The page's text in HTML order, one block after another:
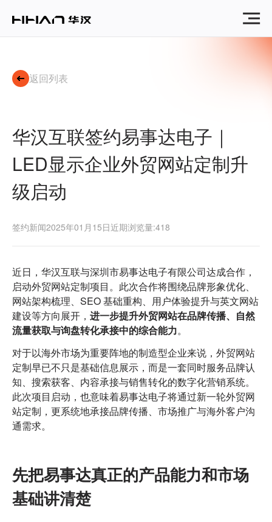
LED
返回列表
华汉互联签约易事达电子｜
LED显示企业外贸网站定制升
级启动
签约新闻2025年01月15日近期浏览量:418
近日，华汉互联与深圳市易事达电子有限公司达成合作，
启动外贸网站定制项目。此次合作将围绕品牌形象优化、
网站架构梳理、SEO 基础重构、用户体验提升与英文网站
建设等方向展开， 进一步提升外贸网站在品牌传播、自然
流量获取与询盘转化承接中的综合能力。
对于以海外市场为重要阵地的制造型企业来说， 外贸网站
定制早已不只是基础信息展示，而是一套同时服务品牌认
知、搜索获客、内容承接与销售转化的数字化营销系统。
此次项目启动，也意味着易事达电子将通过新一轮外贸网
站定制 ，更系统地承接品牌传播、市场推广与海外客户沟
通需求。
先把易事达真正的产品能力和市场
基础讲清楚